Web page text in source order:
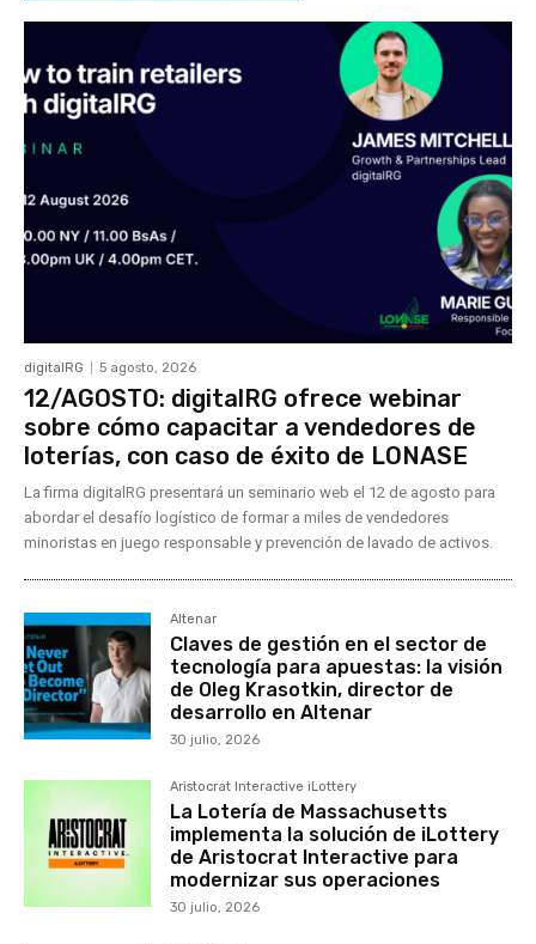
digitalRG 5 agosto, 2026
12/AGOSTO: digitalRG ofrece webinar
sobre cómo capacitar a vendedores de
loterías, con caso de éxito de LONASE
La firma digitalRG presentará un seminario web el 12 de agosto para
abordar el desafío logístico de formar a miles de vendedores
minoristas en juego responsable y prevención de lavado de activos.
Altenar
Claves de gestión en el sector de
tecnología para apuestas: la visión
de Oleg Krasotkin, director de
desarrollo en Altenar
30 julio, 2026
Aristocrat Interactive iLottery
La Lotería de Massachusetts
implementa la solución de iLottery
de Aristocrat Interactive para
modernizar sus operaciones
30 julio, 2026